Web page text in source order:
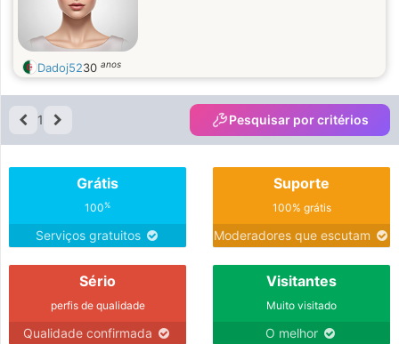
Dadoj5230 anos
1 Pesquisar por critérios
Grátis
100%
Serviços gratuitos
Suporte
100% grátis
Moderadores que escutam
Sério
perfis de qualidade
Qualidade confirmada
Visitantes
Muito visitado
O melhor